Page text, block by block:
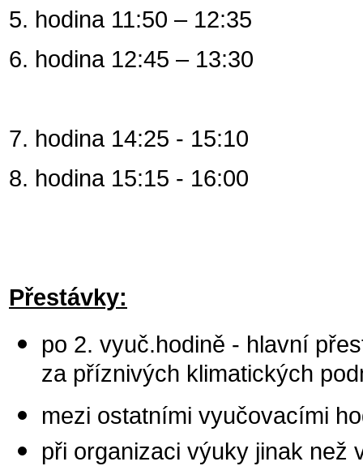
5. hodina 11:50 – 12:35
6. hodina 12:45 – 13:30
7. hodina 14:25 - 15:10
8. hodina 15:15 - 16:00
Přestávky:
po 2. vyuč.hodině - hlavní
za příznivých klimatických
mezi ostatními vyučovacími
při organizaci výuky jinak než